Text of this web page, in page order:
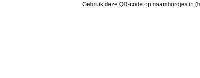
Gebruik deze QR-code op naambordjes in